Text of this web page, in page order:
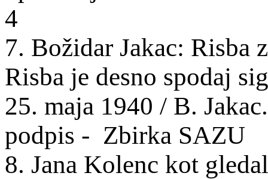
4
7. Božidar Jakac: Risba
Risba je desno spodaj
25. maja 1940 / B.
podpis - Zbirka SAZU
8. Jana Kolenc kot